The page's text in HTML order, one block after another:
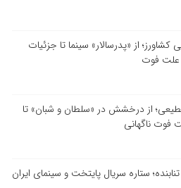
از «پدرسالار» سینما تا جزئیات
فوت
از درخشش در «سلطان و شبان» تا
فوت ناگهانی
ستاره سریال پایتخت و سینمای ایران